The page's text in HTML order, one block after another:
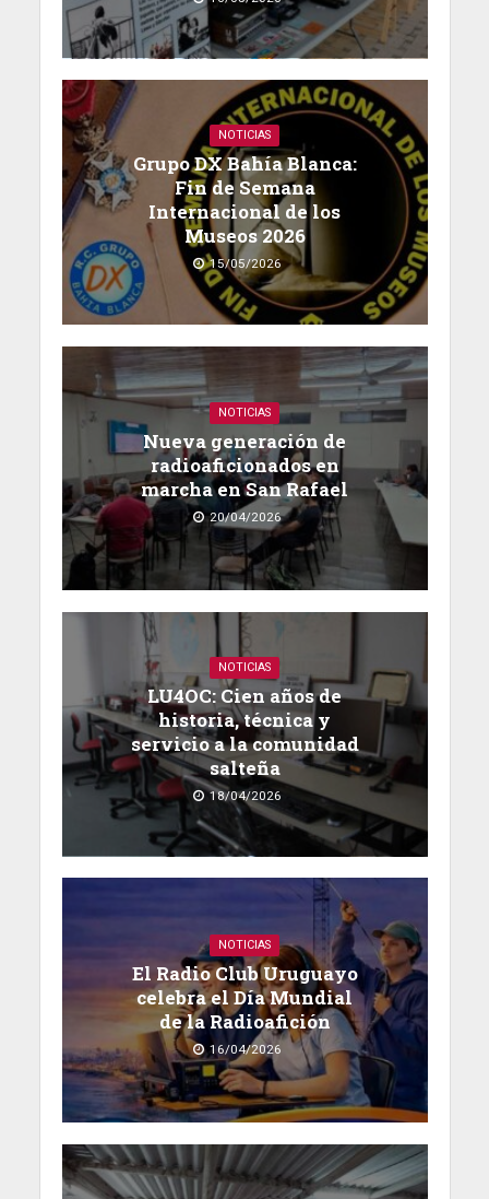
NOTICIAS
Grupo DX Bahía Blanca:
Fin de Semana
Internacional de los
Museos 2026
15/05/2026
NOTICIAS
Nueva generación de
radioaficionados en
marcha en San Rafael
20/04/2026
NOTICIAS
LU4OC: Cien años de
historia, técnica y
servicio a la comunidad
salteña
18/04/2026
NOTICIAS
El Radio Club Uruguayo
celebra el Día Mundial
de la Radioafición
16/04/2026